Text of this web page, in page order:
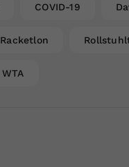
COVID-19
Racketlon
WTA